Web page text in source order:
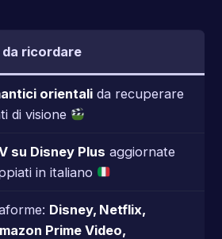
ricordare
orientalida recuperare
di visione
su Disney Plus aggiornate
in italiano
Disney, Netflix,
Prime Video,